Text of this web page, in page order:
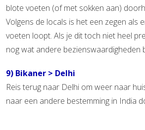
blote voeten (of met sokken aan)
Volgens de locals is het een zegen als
voeten loopt. Als je dit toch niet heel
nog wat andere bezienswaardigheden
9) Bikaner > Delhi
Reis terug naar Delhi om weer naar
naar een andere bestemming in India